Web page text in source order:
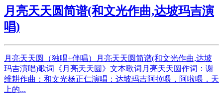
月亮天天圆简谱(和文光作曲,达坡玛吉演
唱)
月亮天天圆（独唱+伴唱）月亮天天圆简谱(和文光作曲,达坡
玛吉演唱)歌词《月亮天天圆》文本歌词月亮天天圆作词：谢
维耕作曲：和文光杨正仁演唱：达坡玛吉阿拉喂，阿啦喂，天
上的...